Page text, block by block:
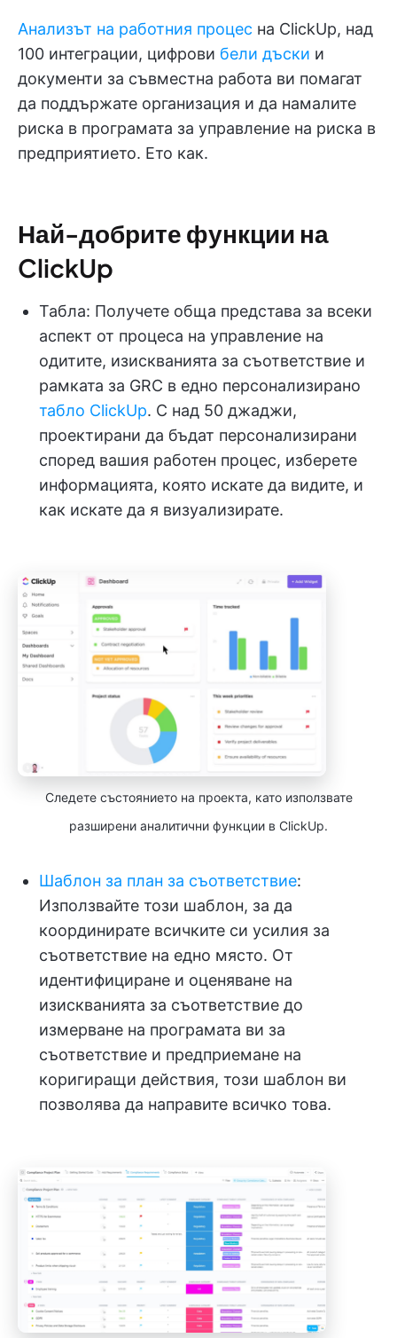
Анализът на работния процес на ClickUp, над
100 интеграции, цифрови бели дъски и
документи за съвместна работа ви помагат
да поддържате организация и да намалите
риска в програмата за управление на риска в
предприятието. Ето как.
Най-добрите функции на
ClickUp
Табла: Получете обща представа за всеки
аспект от процеса на управление на
одитите, изискванията за съответствие и
рамката за GRC в едно персонализирано
табло ClickUp. С над 50 джаджи,
проектирани да бъдат персонализирани
според вашия работен процес, изберете
информацията, която искате да видите, и
как искате да я визуализирате.
Следете състоянието на проекта, като използвате
разширени аналитични функции в ClickUp.
Шаблон за план за съответствие:
Използвайте този шаблон, за да
координирате всичките си усилия за
съответствие на едно място. От
идентифициране и оценяване на
изискванията за съответствие до
измерване на програмата ви за
съответствие и предприемане на
коригиращи действия, този шаблон ви
позволява да направите всичко това.